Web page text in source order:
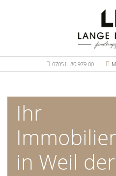
07051- 80 979 00
Ihr
in Weil